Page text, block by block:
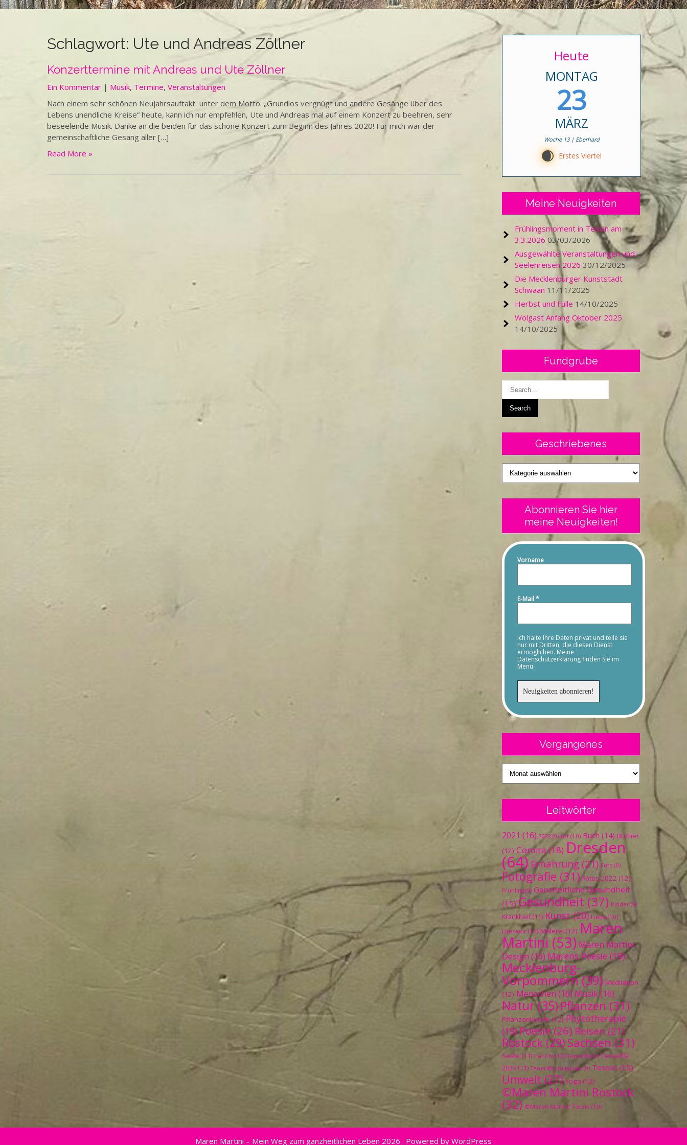
Schlagwort: Ute und Andreas Zöllner
Konzerttermine mit Andreas und Ute Zöllner
Ein Kommentar | Musik, Termine, Veranstaltungen
Nach einem sehr schönen Neujahrsauftakt unter dem Motto: „Grundlos vergnügt und andere Gesänge über des
Lebens unendliche Kreise“ heute, kann ich nur empfehlen, Ute und Andreas mal auf einem Konzert zu beehren, sehr
beseelende Musik. Danke an die beiden für das schöne Konzert zum Beginn des Jahres 2020! Für mich war der
gemeinschaftliche Gesang aller […]
Read More »
Heute
MONTAG
23
MÄRZ
Woche 13 | Eberhard
D Erstes Viertel
Meine Neuigkeiten
Frühlingsmoment in Tessin am
3.3.2026 03/03/2026
Ausgewählte Veranstaltungen und
Seelenreisen 2026 30/12/2025
Die Mecklenburger Kunststadt
Schwaan 11/11/2025
Herbst und Fülle 14/10/2025
Wolgast Anfang Oktober 2025
14/10/2025
Fundgrube
Geschriebenes
Geschriebenes
Abonnieren Sie hier
meine Neuigkeiten!
Vorname
E-Mail*
Ich halte Ihre Daten privat und teile sie
nur mit Dritten, die diesen Dienst
ermöglichen. Meine
Datenschutzerklärung finden Sie im
Menü.
Vergangenes
Vergangenes
Leitwörter
2021 (16) 2022 (9) Art (10) Buch (14) Bücher
(12) Corona(18) Dresden
(64) Ernährung (21) Foto (9)
Fotografie (31) Fotos 2022 (12)
Frühling (9) Ganzheitliche Gesundheit
(15) Gesundheit (37) Kinder (9)
Krankheit (11) Kunst(20) Liebe(10)
Literatur (10) Malerei (12) Maren
Martini(53) Maren Martini
Design (16) Marens Poesie (19)
Mecklenburg-
Vorpommern(39) Meditation
(12) Menschen (16) Musik(16)
Natur(35)Pflanzen (31)
Pflanzenkunde(12) Phytotherapie
(19)Poesie(26) Reisen(21)
Rostock (29) Sachsen (31)
Seele (11) Tai Chi (10) Teneriffa (9) Teneriffa
2023 (11) Teneriffa im Januar(9) Tessin (15)
Umwelt (27) Yoga (12)
©Maren Martini Rostock
(32) ©Maren Martini Tessin (10)
Maren Martini – Mein Weg zum ganzheitlichen Leben 2026 . Powered by WordPress